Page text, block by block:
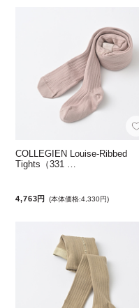
COLLEGIEN Louise-Ribbed
Tights（331 …
4,763円 (本体価格:4,330円)